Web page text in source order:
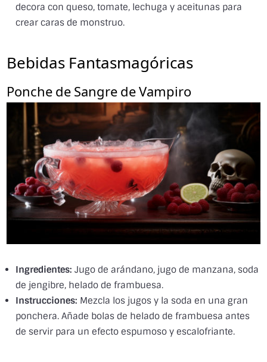
decora con queso, tomate, lechuga y aceitunas para
crear caras de monstruo.
Bebidas Fantasmagóricas
Ponche de Sangre de Vampiro
Ingredientes: Jugo de arándano, jugo de manzana, soda
de jengibre, helado de frambuesa.
Instrucciones: Mezcla los jugos y la soda en una gran
ponchera. Añade bolas de helado de frambuesa antes
de servir para un efecto espumoso y escalofriante.